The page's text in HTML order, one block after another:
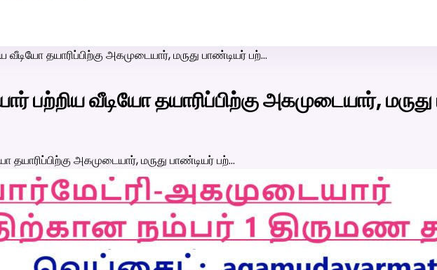
தயாரிப்பிற்கு அகமுடையார், மருது பாண்டியர் பற்…
வீடியோ தயாரிப்பிற்கு அகமுடையார்,